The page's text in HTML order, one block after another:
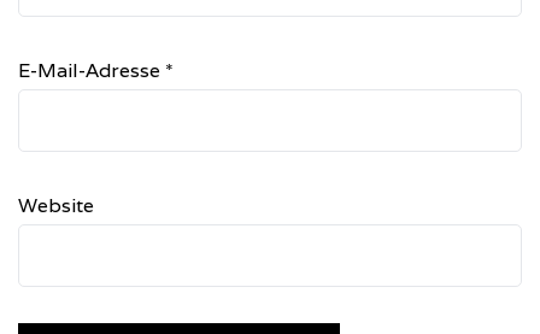
E-Mail-Adresse *
Website